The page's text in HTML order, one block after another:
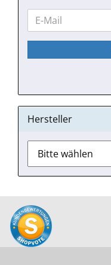
WEITER
ZUR
NEWSLETTER-
E-
Mail
Hersteller